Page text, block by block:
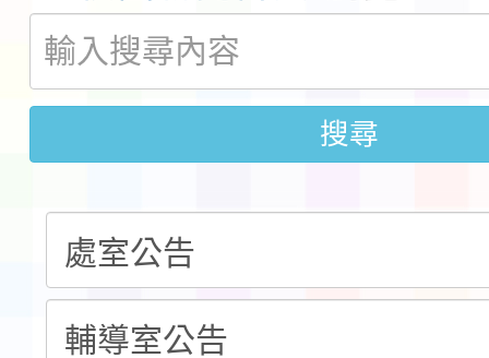
鎮韌性（防空）演習－
速演練執行計畫」
「115年金融知識線上
法」
本校115學年度第1學
第3次招考代課鐘點教
檢送「桃園市115學年
賽實施要點」1份
本市「115學年度學生
程安排一案
「桃園市補助參觀特色
展演活動實施計畫」
搜尋